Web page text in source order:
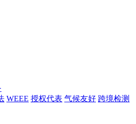
WEEE 授权代表 气候友好 跨境检测